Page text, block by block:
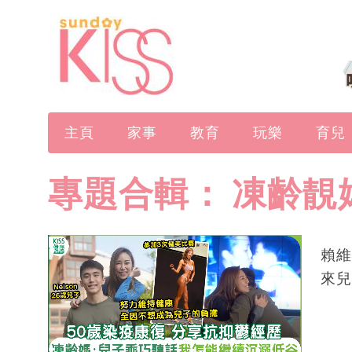
主頁 家事 教育 玩樂 育兒
專題合輯： 凍齡靚
賴
來